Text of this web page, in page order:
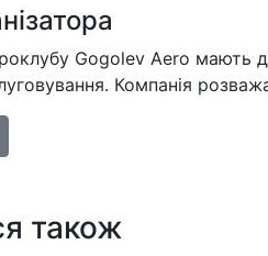
Gogolev Aero мають
Компанія
також